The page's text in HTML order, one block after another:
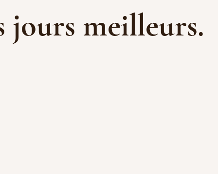
jours meilleurs.